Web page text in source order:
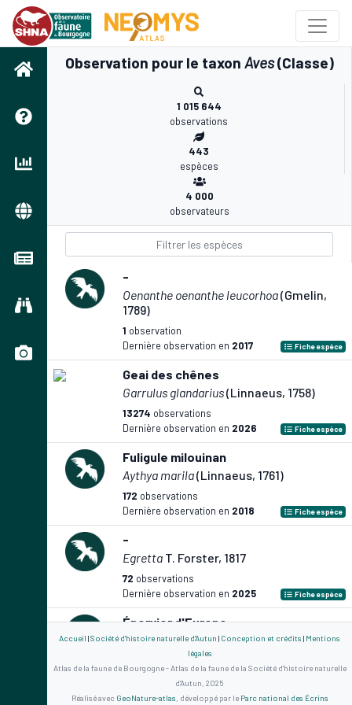
Observation pour le taxon Aves(Classe)
1 015 644
observations
443
espèces
4 000
observateurs
-
Oenanthe oenanthe leucorhoa(Gmelin,
1789)
1 observation
Dernière observation en 2017 Fiche espèce
Geai des chênes
Garrulus glandarius(Linnaeus, 1758)
13274 observations
Dernière observation en 2026 Fiche espèce
Fuligule milouinan
Aythya marila(Linnaeus, 1761)
172 observations
Dernière observation en 2018 Fiche espèce
-
Egretta T. Forster, 1817
72 observations
Dernière observation en 2025 Fiche espèce
Épervier d'Europe
Accipiter nisus(Linnaeus, 1758)
observations
Dernière observation en
Accueil |Société d'histoire naturelle d'Autun | Conception et crédits | Mentions
légales
Atlas de la faune de Bourgogne - Atlas de la faune de la Société d'histoire naturelle
d'Autun, 2025
Réalisé avec GeoNature-atlas, développé par le Parc national des Écrins